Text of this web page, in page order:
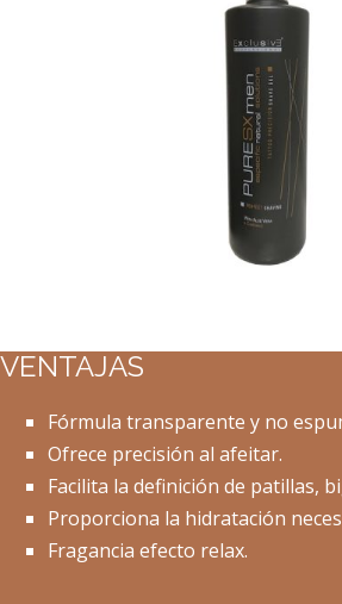
VENTAJAS
Fórmula transparente y no
Ofrece precisión al afeitar.
Facilita la definición de patillas,
Proporciona la hidratación
Fragancia efecto relax.